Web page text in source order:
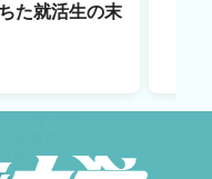
た就活生の末